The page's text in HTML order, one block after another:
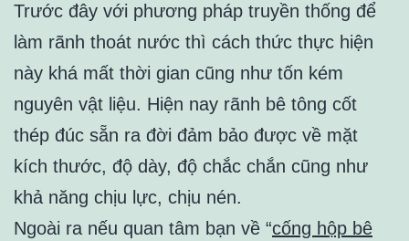
Trước đây với phương pháp truyền thống để
làm rãnh thoát nước thì cách thức thực hiện
này khá mất thời gian cũng như tốn kém
nguyên vật liệu. Hiện nay rãnh bê tông cốt
thép đúc sẵn ra đời đảm bảo được về mặt
kích thước, độ dày, độ chắc chắn cũng như
khả năng chịu lực, chịu nén.
Ngoài ra nếu quan tâm bạn về “cống hộp bê